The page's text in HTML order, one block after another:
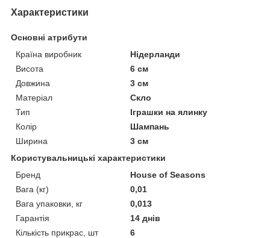
Характеристики
Основні атрибути
Країна виробник
Нідерланди
Висота
6 см
Довжина
3 см
Матеріал
Скло
Тип
Іграшки на ялинку
Колір
Шампань
Ширина
3 см
Користувальницькі характеристики
Бренд
House of Seasons
Вага (кг)
0,01
Вага упаковки, кг
0,013
Гарантія
14 днів
Кількість прикрас, шт
6